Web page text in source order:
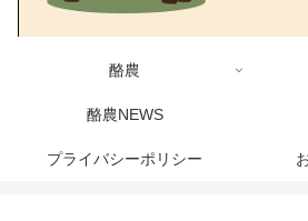
酪農
酪農NEWS
プライバシーポリシー